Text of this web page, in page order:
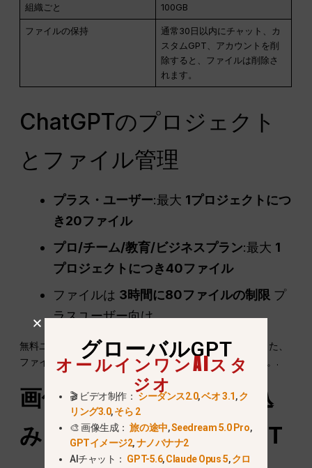
組織ごと 100GB
ファイルの保持
通常30日以内にチャット、カ
スタムGPT、アカウントを削
除すると、ファイルは削除さ
れます。
ChatGPTのプロジェクト
とファイル管理
プラス・ユーザー:最大 1プロジェクトにつ
き20ファイル
プロ/チーム/教育/ビジネスプラン:最大 1
プロジェクトにつき40ファイル
ファイルは 3時間に80ファイルの制限 プ
ラスユーザー向け
無料ユーザーがアップロードできるのは3ファイル/日
また、
ファイル/プロジェクトの制限を超えることはできません。.
画像の取り扱いと埋め込
み メディアチャットGPT
グローバルGPT
オールインワンAIスタ
ジオ
🎬 ビデオ制作：シーダンス2.0,ベオ 3.1,ク
リング3.0,そら 2
🎨 画像生成：旅の途中,Seedream 5.0 Pro,
GPTイメージ2,ナノバナナ2
AIチャット： GPT-5.6,Claude Opus 5,クロ